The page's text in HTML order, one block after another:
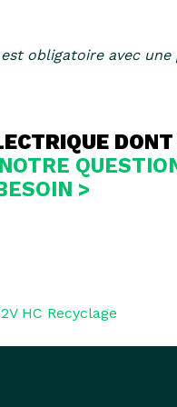
obligatoire avec
>
HC Recyclage